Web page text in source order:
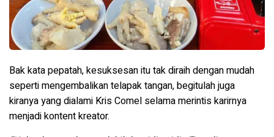
Bak kata pepatah, kesuksesan itu tak diraih dengan mudah
seperti mengembalikan telapak tangan, begitulah juga
kiranya yang dialami Kris Comel selama merintis karirnya
menjadi kontent kreator.